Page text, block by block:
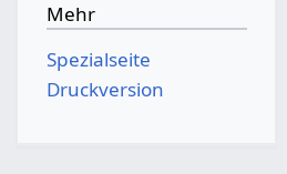
Mehr
Spezialseite
Druckversion